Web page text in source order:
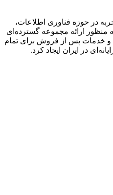
با بیش از 35 سال تجربه در حوزه فناوری اطلاعات،
اسپیرو را در سال 1389 به منظور ارائه مجموعه گسترده‌ای
و خدمات پس از فروش برای تمام
در ایران ایجاد کرد.